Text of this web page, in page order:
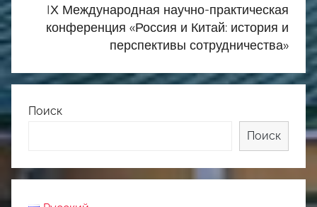
IХ Международная научно-практическая
конференция «Россия и Китай: история и
перспективы сотрудничества»
Поиск
Поиск